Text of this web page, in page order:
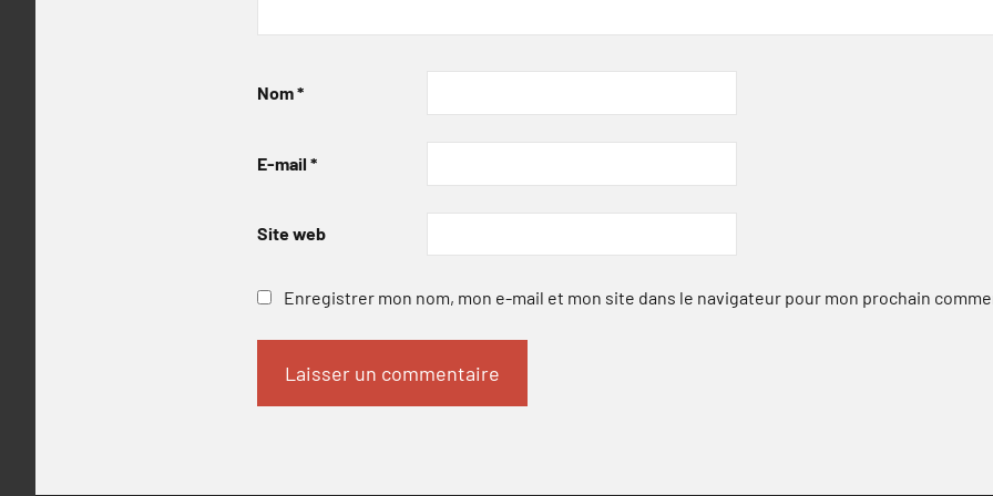
Nom*
E-mail *
Site web
Enregistrer mon nom, mon e-mail et mon site dans le navigateur pour mon prochain